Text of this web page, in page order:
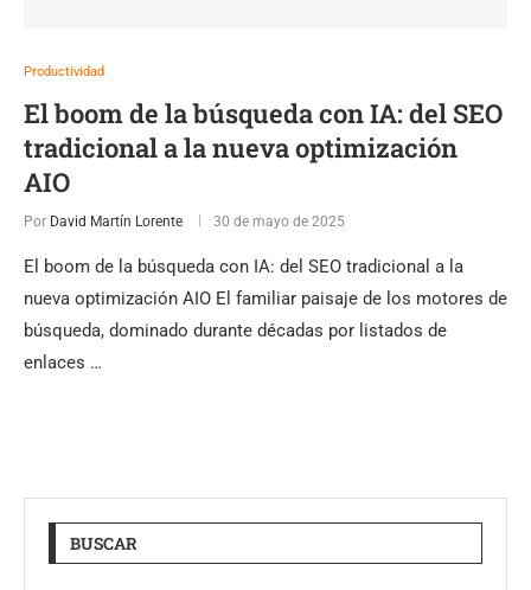
Productividad
El boom de la búsqueda con IA: del SEO
tradicional a la nueva optimización
AIO
Por David Martín Lorente 30 de mayo de 2025
El boom de la búsqueda con IA: del SEO tradicional a la
nueva optimización AIO El familiar paisaje de los motores de
búsqueda, dominado durante décadas por listados de
enlaces …
BUSCAR